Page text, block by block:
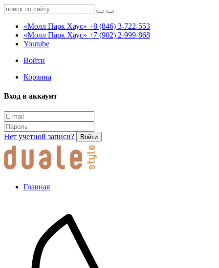
«Молл Парк Хаус» +8 (846) 3-722-553
«Молл Парк Хаус» +7 (902) 2-999-868
Youtube
Войти
Корзина
Вход в аккаунт
Нет учетной записи? Войти
Главная